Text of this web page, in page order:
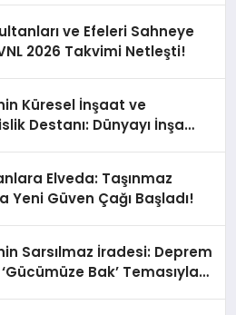
ve Efeleri Sahneye
VNL 2026 Takvimi Netleşti!
Küresel İnşaat ve
Destanı: Dünyayı İnşa
Elveda: Taşınmaz
Yeni Güven Çağı Başladı!
Sarsılmaz İradesi: Deprem
Bak’ Temasıyla